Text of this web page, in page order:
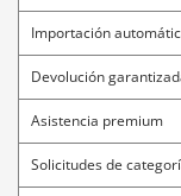
Premium
Integración
problemas a su
significa que
Importación
Devolución
Asistencia premium
Solicitudes de